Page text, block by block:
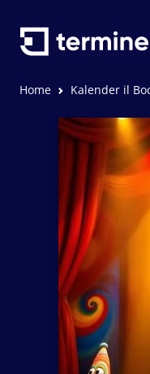
Home Kalender il